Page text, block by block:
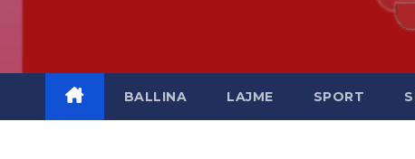
BALLINA LAJME SPORT